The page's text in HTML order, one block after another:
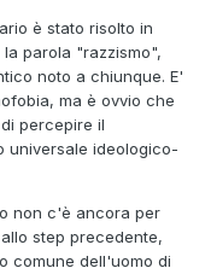
è stato risolto in
parola "razzismo",
noto a chiunque. E'
ma è ovvio che
percepire il
universale ideologico-
non c'è ancora per
step precedente,
comune dell'uomo di